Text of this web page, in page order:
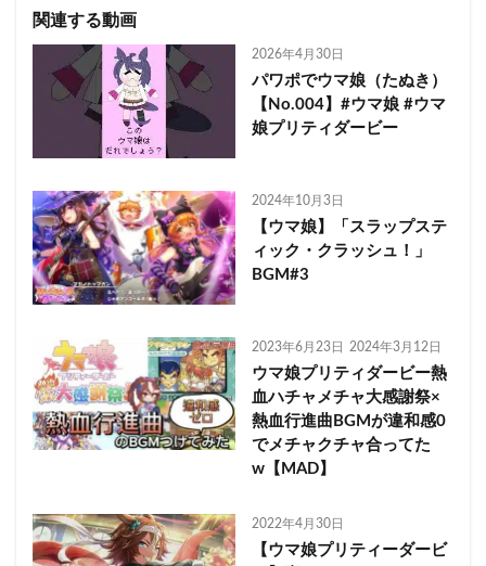
関連する動画
2026年4月30日
パワポでウマ娘（たぬき）
【No.004】#ウマ娘 #ウマ
娘プリティダービー
2024年10月3日
【ウマ娘】「スラップステ
ィック・クラッシュ！」
BGM#3
2023年6月23日 2024年3月12日
ウマ娘プリティダービー熱
血ハチャメチャ大感謝祭×
熱血行進曲BGMが違和感0
でメチャクチャ合ってた
w【MAD】
2022年4月30日
【ウマ娘プリティーダービ